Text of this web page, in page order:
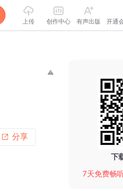
上传 创作中心 有声出版 开通
分享
下
7天免费畅